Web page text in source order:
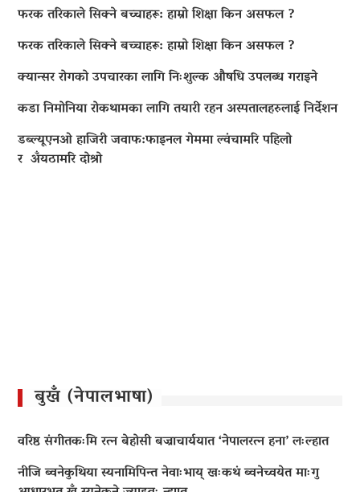
फरक तरिकाले सिक्ने बच्चाहरू: हाम्रो शिक्षा किन असफल ?
फरक तरिकाले सिक्ने बच्चाहरू: हाम्रो शिक्षा किन असफल ?
क्यान्सर रोगको उपचारका लागि निःशुल्क औषधि उपलब्ध गराइने
कडा निमोनिया रोकथामका लागि तयारी रहन अस्पतालहरुलाई निर्देशन
डब्ल्यूएनओ हाजिरी जवाफ:फाइनल गेममा ल्वंचामरि पहिलो
र अँयठामरि दोश्रो
बुखँ (नेपालभाषा)
वरिष्ठ संगीतकःमि रत्न बेहोसी बज्राचार्ययात ‘नेपालरत्न हना’ लःल्हात
नीजि ब्वनेकुथिया स्यनामिपिन्त नेवाःभाय् खःकथं ब्वनेच्वयेत माःगु